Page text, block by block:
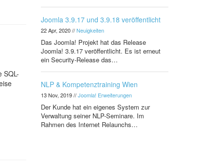
SQL-
Joomla 3.9.17 und 3.9.18 veröffentlicht
22 Apr, 2020//Neuigkeiten
Das Joomla! Projekt hat das Release
Joomla! 3.9.17 veröffentlicht. Es ist erneut
ein Security-Release das…
NLP & Kompetenztraining Wien
13 Nov, 2019//Joomla! Erweiterungen
Der Kunde hat ein eigenes System zur
Verwaltung seiner NLP-Seminare. Im
Rahmen des Internet Relaunchs…